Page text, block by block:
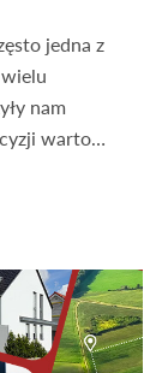
jedna z
nam
warto
pod